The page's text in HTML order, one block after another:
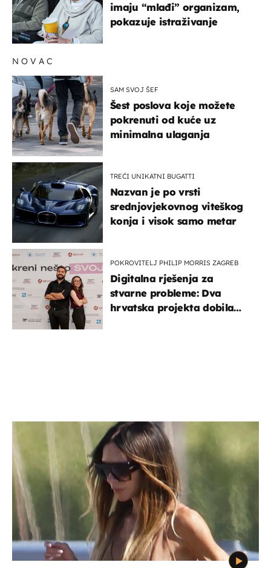
imaju “mlađi” organizam,
pokazuje istraživanje
NOVAC
SAM SVOJ ŠEF
Šest poslova koje možete
pokrenuti od kuće uz
minimalna ulaganja
TREĆI UNIKATNI BUGATTI
Nazvan je po vrsti
srednjovjekovnog viteškog
konja i visok samo metar
POKROVITELJ PHILIP MORRIS ZAGREB
Digitalna rješenja za
stvarne probleme: Dva
hrvatska projekta dobila